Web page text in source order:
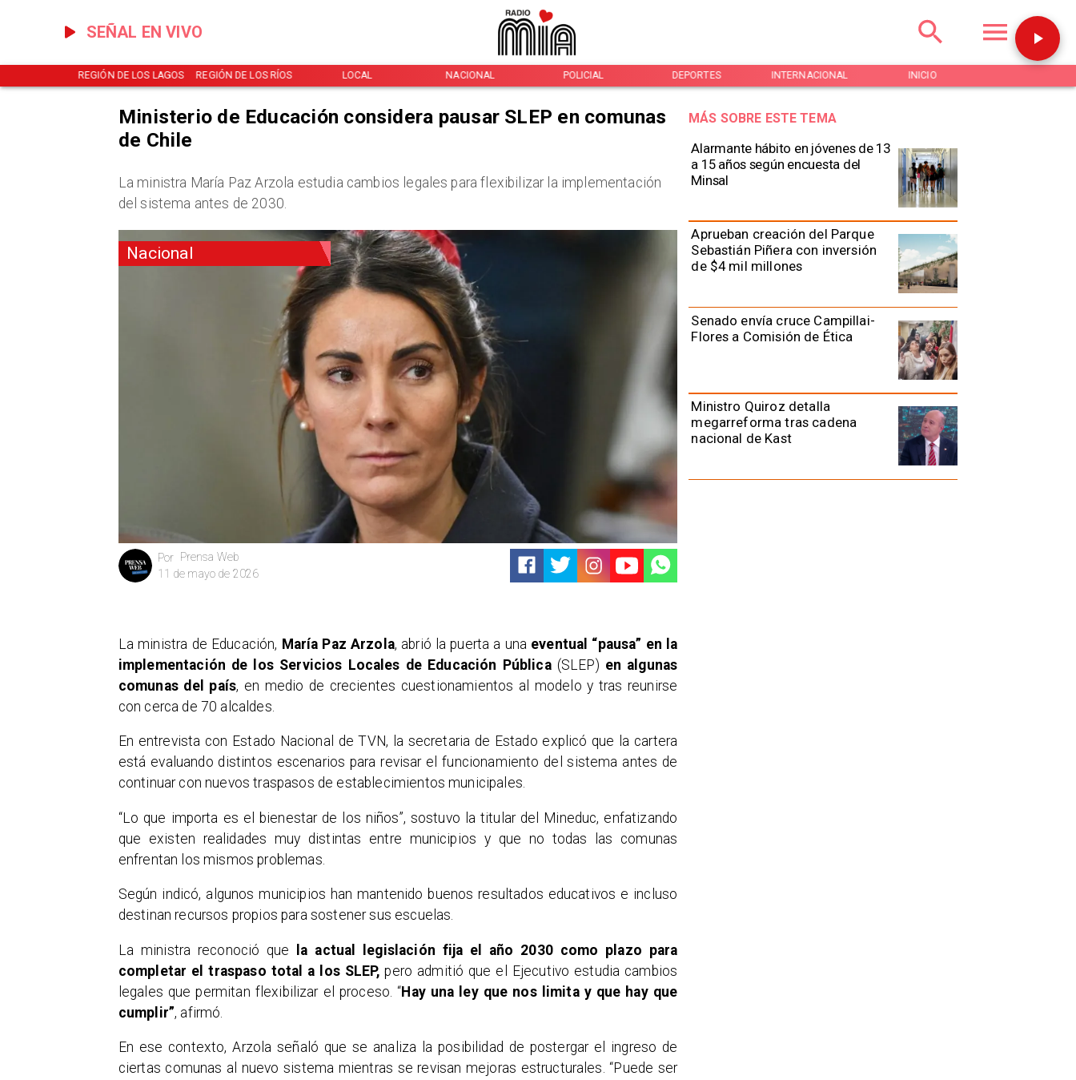
SEÑAL EN VIVO
REGIÓN DE LOS LAGOS REGIÓN DE LOS RÍOS LOCAL NACIONAL POLICIAL DEPORTES INTERNACIONAL INICIO
Nacional
Prensa Web
Por
11 de mayo de 2026
Alarmante hábito en jóvenes de 13
a 15 años según encuesta del
Minsal
Aprueban creación del Parque
Sebastián Piñera con inversión
de $4 mil millones
Senado envía cruce Campillai-
Flores a Comisión de Ética
Ministro Quiroz detalla
megarreforma tras cadena
nacional de Kast
MÁS SOBRE ESTE TEMA
Ministerio de Educación considera pausar SLEP en comunas
de Chile
La ministra María Paz Arzola estudia cambios legales para flexibilizar la implementación
del sistema antes de 2030.
La ministra de Educación, María Paz Arzola, abrió la puerta a una eventual “pausa” en la
implementación de los Servicios Locales de Educación Pública (SLEP) en algunas
comunas del país, en medio de crecientes cuestionamientos al modelo y tras reunirse
con cerca de 70 alcaldes.
En entrevista con Estado Nacional de TVN, la secretaria de Estado explicó que la cartera
está evaluando distintos escenarios para revisar el funcionamiento del sistema antes de
continuar con nuevos traspasos de establecimientos municipales.
“Lo que importa es el bienestar de los niños”, sostuvo la titular del Mineduc, enfatizando
que existen realidades muy distintas entre municipios y que no todas las comunas
enfrentan los mismos problemas.
Según indicó, algunos municipios han mantenido buenos resultados educativos e incluso
destinan recursos propios para sostener sus escuelas.
La ministra reconoció que
la actual legislación fija el año 2030 como plazo para
completar el traspaso total a los SLEP, pero admitió que el Ejecutivo estudia cambios
legales que permitan flexibilizar el proceso. “Hay una ley que nos limita y que hay que
cumplir”, afirmó.
En ese contexto, Arzola señaló que se analiza la posibilidad de postergar el ingreso de
ciertas comunas al nuevo sistema mientras se revisan mejoras estructurales. “Puede ser